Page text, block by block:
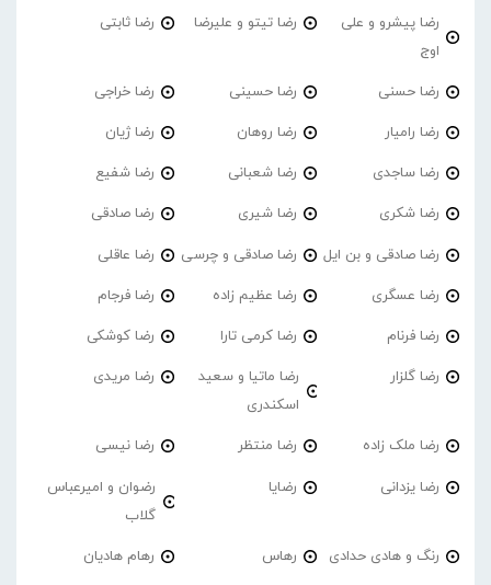
رضا پیشرو و علی
اوج
رضا تیتو و علیرضا رضا ثابتی
رضا حسنی رضا حسینی رضا خراجی
رضا رامیار رضا روهان رضا ژیان
رضا ساجدی رضا شعبانی رضا شفیع
رضا شکری رضا شیری رضا صادقی
رضا صادقی و بن ایل رضا صادقی و چرسی رضا عاقلی
رضا عسگری رضا عظیم زاده رضا فرجام
رضا فرنام رضا کرمی تارا رضا کوشکی
رضا گلزار
رضا ماتیا و سعید
اسکندری
رضا مریدی
رضا ملک زاده رضا منتظر رضا نیسی
رضا یزدانی رضایا
رضوان و امیرعباس
گلاب
رنگ و هادی حدادی رهاس رهام هادیان